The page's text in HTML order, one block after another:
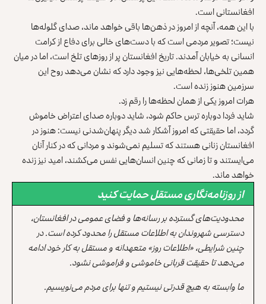
افغانستانی است.
با این همه، آنچه از امروز در ذهن‌ها باقی خواهد ماند، صدای گلوله‌ها
نیست؛ تصویر مردمی است که با دست‌های خالی برای دفاع از کرامت
انسانی به خیابان آمدند. تاریخ افغانستان پر از روزهای تلخ است، اما در میان
همین تلخی‌ها، لحظه‌هایی نیز وجود دارد که نشان می‌دهد روح این
سرزمین هنوز زنده‌ است.
هرات امروز یکی از همان لحظه‌ها را رقم زد.
شاید فردا دوباره ترس حاکم شود، شاید دوباره صدای اعتراض خاموش
گردد، اما حقیقتی که امروز آشکار شد دیگر پنهان‌شدنی نیست: هنوز در
افغانستان زنانی هستند که تسلیم نمی‌شوند و مردانی که در کنار آنان
می‌ایستند و تا زمانی‌ که چنین انسان‌هایی نفس می‌کشند، امید نیز زنده
خواهد ماند.
از روزنامه‌نگاری مستقل حمایت کنید
محدودیت‌های گسترده بر رسانه‌ها و فضای عمومی در افغانستان،
دسترسی شهروندان به اطلاعات مستقل را محدود کرده است. در
چنین شرایطی، «اطلاعات روز» متعهدانه و مستقل به کار خود ادامه
می‌دهد تا حقیقت قربانی خاموشی و فراموشی نشود.
ما وابسته به هیچ قدرتی نیستیم و تنها برای مردم می‌نویسیم.